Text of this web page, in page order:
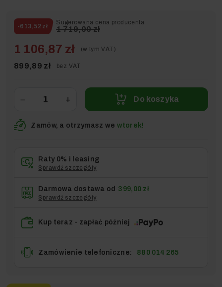
-613,52 zł
Sugerowana cena producenta
1 719,00 zł
1 106,87 zł (w tym VAT)
899,89 zł bez VAT
− + Do koszyka
Zamów, a otrzymasz we wtorek!
Raty 0% i leasing
Sprawdź szczegóły
Darmowa dostawa od 399,00 zł
Sprawdź szczegóły
Kup teraz - zapłać później
Zamówienie telefoniczne: 880 014 265